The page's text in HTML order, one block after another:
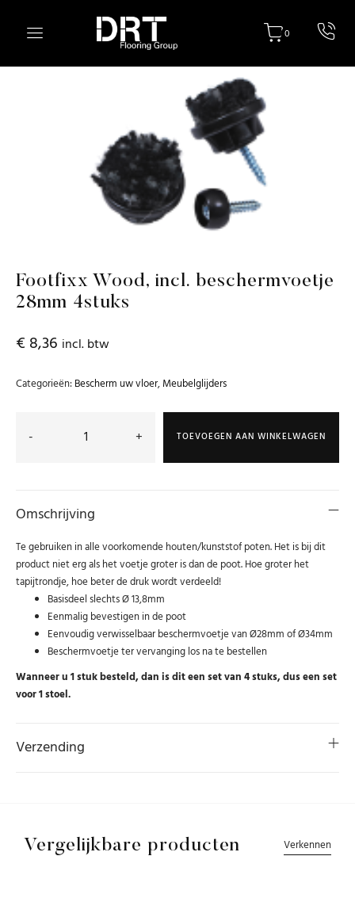
Footfixx Wood, incl. beschermvoetje
28mm 4stuks
€ 8,36 incl. btw
Categorieën:Bescherm uw vloer,Meubelglijders
+
- TOEVOEGEN AAN WINKELWAGEN
Omschrijving
Te gebruiken in alle voorkomende houten/kunststof poten. Het is bij dit
product niet erg als het voetje groter is dan de poot. Hoe groter het
tapijtrondje, hoe beter de druk wordt verdeeld!
Basisdeel slechts Ø 13,8mm
Eenmalig bevestigen in de poot
Eenvoudig verwisselbaar beschermvoetje van Ø28mm of Ø34mm
Beschermvoetje ter vervanging los na te bestellen
Wanneer u 1 stuk besteld, dan is dit een set van 4 stuks, dus een set
voor 1 stoel.
Verzending
Vergelijkbare producten Verkennen